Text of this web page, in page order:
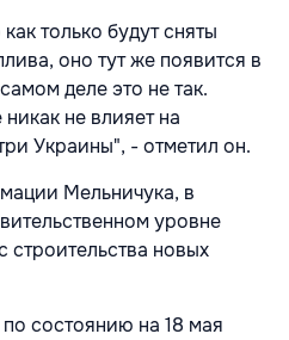
только будут сняты
оно тут же появится в
деле это не так.
не влияет на
Украины", - отметил он.
Мельничука, в
уровне
строительства новых
состоянию на 18 мая